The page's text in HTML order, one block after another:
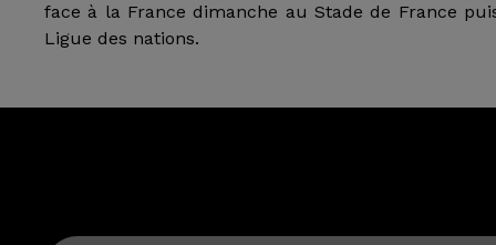
face à la France dimanche au Stade de France
Ligue des nations.